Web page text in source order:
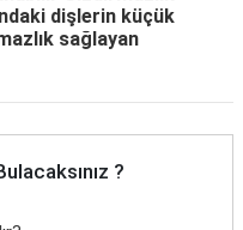
dişlerin küçük
sağlayan
?